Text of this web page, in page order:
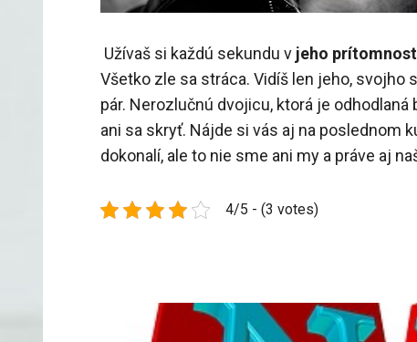
Užívaš si každú sekundu v jeho
Všetko zle sa stráca. Vidíš len jeho, svojho
pár. Nerozlučnú dvojicu, ktorá je odhodlaná
ani sa skryť. Nájde si vás aj na poslednom
dokonalí, ale to nie sme ani my a práve aj
4/5 - (3 votes)
Navigace